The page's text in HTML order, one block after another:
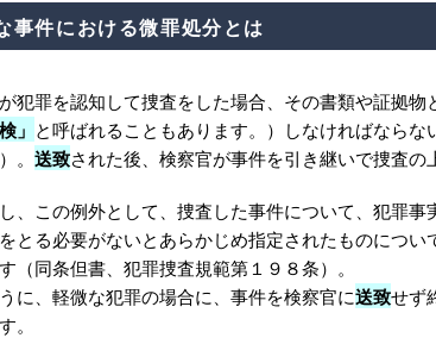
事件における微罪処分とは
犯罪を認知して捜査をした場合、その書類や証拠物
」 と呼ばれることもあります。）しなければなら
。 送致された後、検察官が事件を引き継いで捜査の
、この例外として、捜査した事件について、犯罪事
とる必要がないとあらかじめ指定されたものにつ
（同条但書、犯罪捜査規範第１９８条）。
に、軽微な犯罪の場合に、事件を検察官に送致せず
。